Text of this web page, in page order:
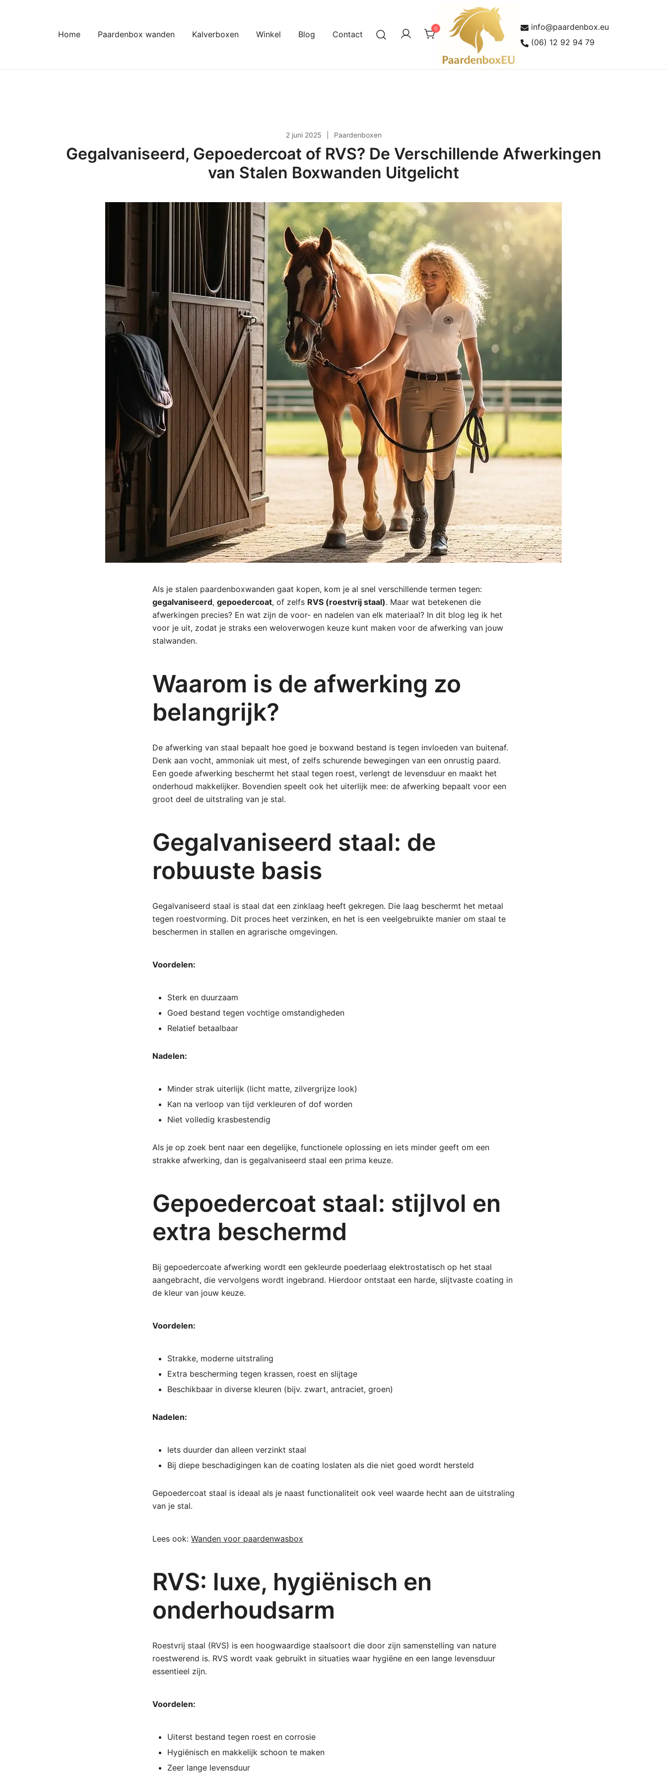
Home Paardenbox wanden Kalverboxen Winkel Blog Contact
0
info@paardenbox.eu
(06) 12 92 94 79
2 juni 2025 Paardenboxen
Gegalvaniseerd, Gepoedercoat of RVS? De Verschillende Afwerkingen
van Stalen Boxwanden Uitgelicht
Als je stalen paardenboxwanden gaat kopen, kom je al snel verschillende termen tegen:
gegalvaniseerd, gepoedercoat, of zelfs RVS (roestvrij staal). Maar wat betekenen die
afwerkingen precies? En wat zijn de voor- en nadelen van elk materiaal? In dit blog leg ik het
voor je uit, zodat je straks een weloverwogen keuze kunt maken voor de afwerking van jouw
stalwanden.
Waarom is de afwerking zo
belangrijk?
De afwerking van staal bepaalt hoe goed je boxwand bestand is tegen invloeden van buitenaf.
Denk aan vocht, ammoniak uit mest, of zelfs schurende bewegingen van een onrustig paard.
Een goede afwerking beschermt het staal tegen roest, verlengt de levensduur en maakt het
onderhoud makkelijker. Bovendien speelt ook het uiterlijk mee: de afwerking bepaalt voor een
groot deel de uitstraling van je stal.
Gegalvaniseerd staal: de
robuuste basis
Gegalvaniseerd staal is staal dat een zinklaag heeft gekregen. Die laag beschermt het metaal
tegen roestvorming. Dit proces heet verzinken, en het is een veelgebruikte manier om staal te
beschermen in stallen en agrarische omgevingen.
Voordelen:
Sterk en duurzaam
Goed bestand tegen vochtige omstandigheden
Relatief betaalbaar
Nadelen:
Minder strak uiterlijk (licht matte, zilvergrijze look)
Kan na verloop van tijd verkleuren of dof worden
Niet volledig krasbestendig
Als je op zoek bent naar een degelijke, functionele oplossing en iets minder geeft om een
strakke afwerking, dan is gegalvaniseerd staal een prima keuze.
Gepoedercoat staal: stijlvol en
extra beschermd
Bij gepoedercoate afwerking wordt een gekleurde poederlaag elektrostatisch op het staal
aangebracht, die vervolgens wordt ingebrand. Hierdoor ontstaat een harde, slijtvaste coating in
de kleur van jouw keuze.
Voordelen:
Strakke, moderne uitstraling
Extra bescherming tegen krassen, roest en slijtage
Beschikbaar in diverse kleuren (bijv. zwart, antraciet, groen)
Nadelen:
Iets duurder dan alleen verzinkt staal
Bij diepe beschadigingen kan de coating loslaten als die niet goed wordt hersteld
Gepoedercoat staal is ideaal als je naast functionaliteit ook veel waarde hecht aan de uitstraling
van je stal.
Lees ook: Wanden voor paardenwasbox
RVS: luxe, hygiënisch en
onderhoudsarm
Roestvrij staal (RVS) is een hoogwaardige staalsoort die door zijn samenstelling van nature
roestwerend is. RVS wordt vaak gebruikt in situaties waar hygiëne en een lange levensduur
essentieel zijn.
Voordelen:
Uiterst bestand tegen roest en corrosie
Hygiënisch en makkelijk schoon te maken
Zeer lange levensduur